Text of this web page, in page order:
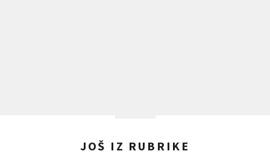
JOŠ IZ RUBRIKE